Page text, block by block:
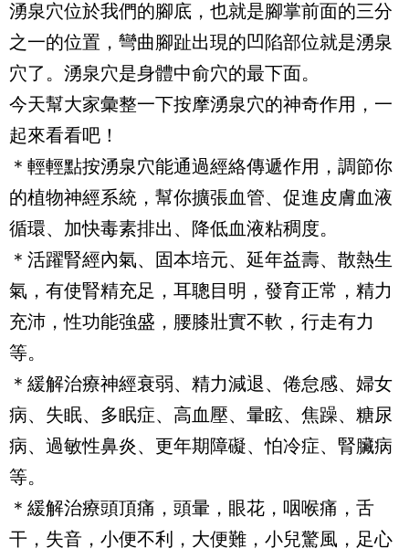
湧泉穴位於我們的腳底，也就是腳掌前面的三分
之一的位置，彎曲腳趾出現的凹陷部位就是湧泉
穴了。湧泉穴是身體中俞穴的最下面。
今天幫大家彙整一下按摩湧泉穴的神奇作用，一
起來看看吧！
＊輕輕點按湧泉穴能通過經絡傳遞作用，調節你
的植物神經系統，幫你擴張血管、促進皮膚血液
循環、加快毒素排出、降低血液粘稠度。
＊活躍腎經內氣、固本培元、延年益壽、散熱生
氣，有使腎精充足，耳聰目明，發育正常，精力
充沛，性功能強盛，腰膝壯實不軟，行走有力
等。
＊緩解治療神經衰弱、精力減退、倦怠感、婦女
病、失眠、多眠症、高血壓、暈眩、焦躁、糖尿
病、過敏性鼻炎、更年期障礙、怕冷症、腎臟病
等。
＊緩解治療頭頂痛，頭暈，眼花，咽喉痛，舌
干，失音，小便不利，大便難，小兒驚風，足心